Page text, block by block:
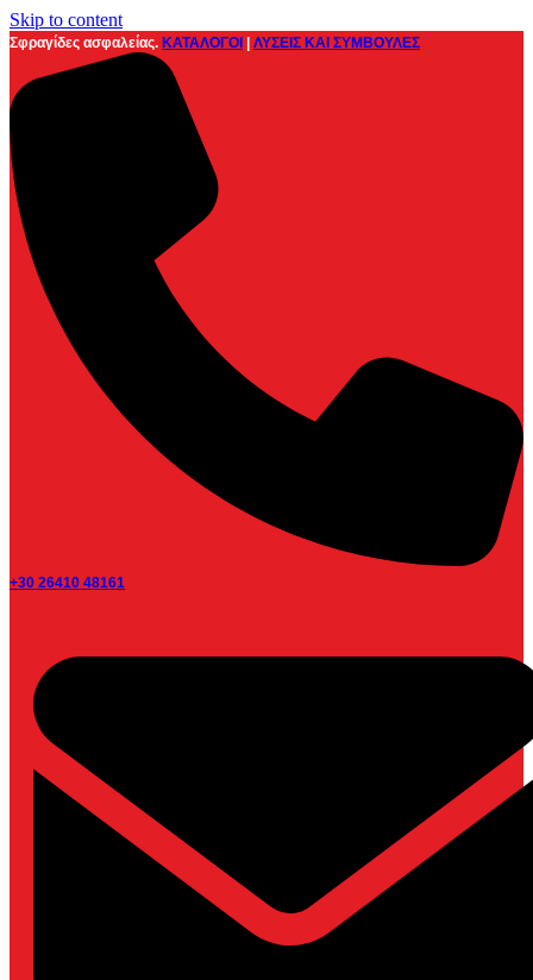
Skip to content
Σφραγίδες ασφαλείας. ΚΑΤΑΛΟΓΟΙ ΛΥΣΕΙΣ ΚΑΙ ΣΥΜΒΟΥΛΕΣ
+30 26410 48161